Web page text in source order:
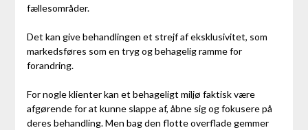
fællesområder.
Det kan give behandlingen et strejf af eksklusivitet, som
markedsføres som en tryg og behagelig ramme for
forandring.
For nogle klienter kan et behageligt miljø faktisk være
afgørende for at kunne slappe af, åbne sig og fokusere på
deres behandling. Men bag den flotte overflade gemmer